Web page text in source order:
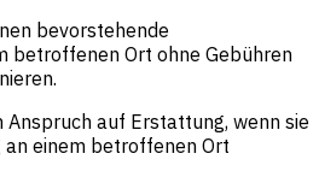
bevorstehende
betroffenen Ort ohne Gebühren
Anspruch auf Erstattung, wenn sie
an einem betroffenen Ort